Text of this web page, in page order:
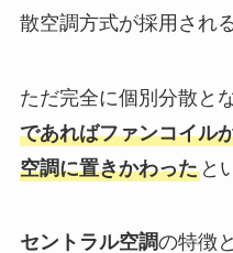
散空調方式が採用され
ただ完全に個別分散と
であればファンコイル
空調に置きかわったと
セントラル空調の特徴